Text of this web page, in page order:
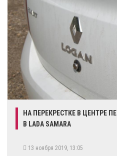
НА ПЕРЕКРЕСТКЕ В ЦЕНТРЕ
В LADA SAMARA
13 ноября 2019, 13:05